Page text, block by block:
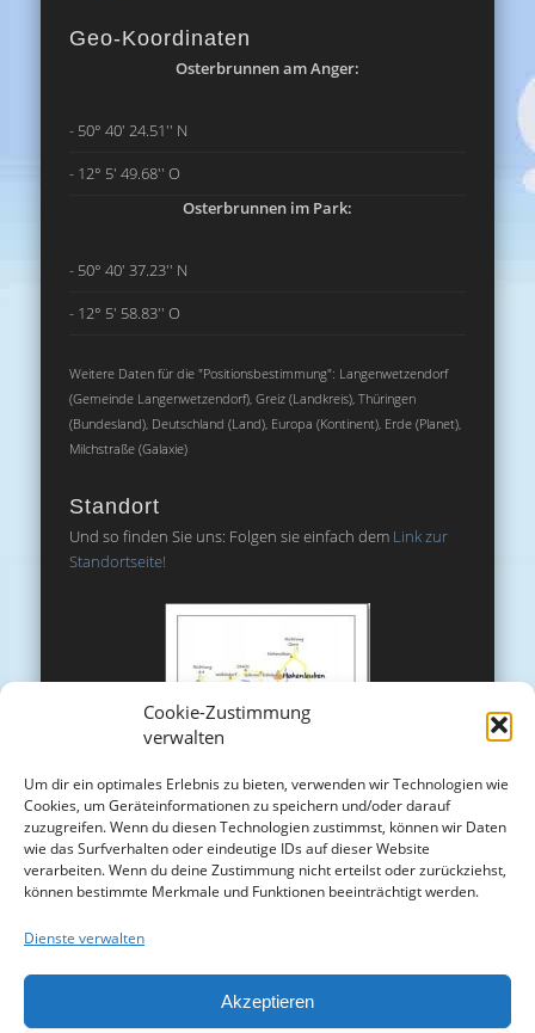
Cookie-Zustimmung
verwalten
Um dir ein optimales Erlebnis zu bieten, verwenden wir Technologien wie
Cookies, um Geräteinformationen zu speichern und/oder darauf
zuzugreifen. Wenn du diesen Technologien zustimmst, können wir Daten
wie das Surfverhalten oder eindeutige IDs auf dieser Website
verarbeiten. Wenn du deine Zustimmung nicht erteilst oder zurückziehst,
können bestimmte Merkmale und Funktionen beeinträchtigt werden.
Dienste verwalten
Akzeptieren
Geo-Koordinaten
Osterbrunnen am Anger:
- 50° 40' 24.51'' N
- 12° 5' 49.68'' O
Osterbrunnen im Park:
- 50° 40' 37.23'' N
- 12° 5' 58.83'' O
Weitere Daten für die "Positionsbestimmung": Langenwetzendorf
(Gemeinde Langenwetzendorf), Greiz (Landkreis), Thüringen
(Bundesland), Deutschland (Land), Europa (Kontinent), Erde (Planet),
Milchstraße (Galaxie)
Standort
Und so finden Sie uns: Folgen sie einfach dem Link zur
Standortseite!